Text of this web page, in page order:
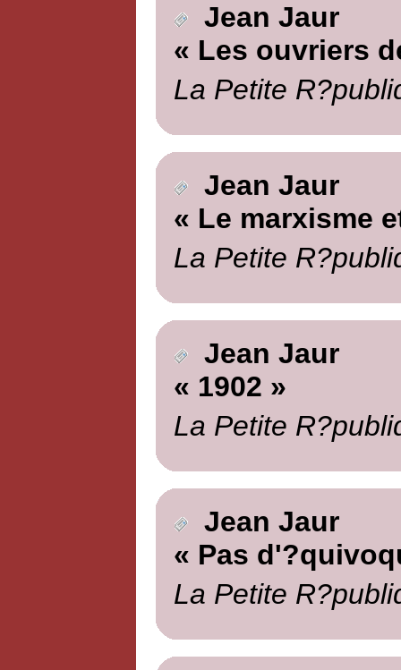
Jean Jaur
« Les ouvriers
La Petite
Jean Jaur
« Le marxisme
La Petite
Jean Jaur
« 1902 »
La Petite
Jean Jaur
« Pas
La Petite